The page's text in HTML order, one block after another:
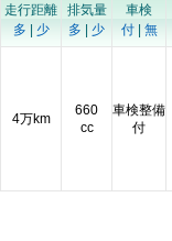
走行距離
多
少
排気量
多
少
車検
付| 無
4万km
660
cc
車検整備
付